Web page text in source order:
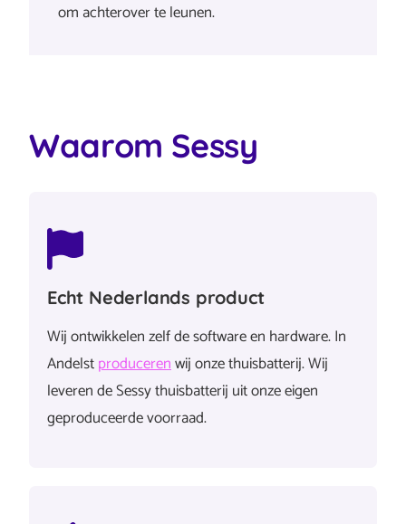
om achterover te leunen.
Waarom Sessy
Echt Nederlands product
Wij ontwikkelen zelf de software en hardware. In
Andelstproducerenwij onze thuisbatterij. Wij
leveren de Sessy thuisbatterij uit onze eigen
geproduceerde voorraad.